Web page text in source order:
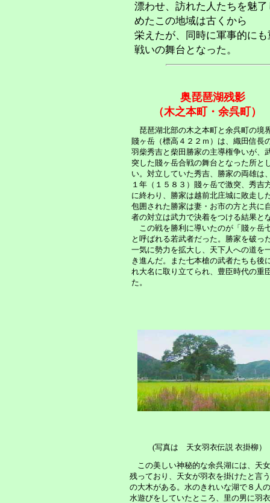
漂わせ、訪れた人たちを魅
めたこの地域は古くから
栄えたが、同時に軍事的に
戦いの舞台となった。
奥琵琶湖残影
（木之本町・余呉町
琵琶湖北部の木之本町と余呉町の境
賤ヶ岳（標高４２２ｍ）は、織田信長
羽柴秀吉と柴田勝家の主導権争いが、
突した賤ヶ岳合戦の舞台となった所と
い。対立していた秀吉、勝家の両雄は
１年（１５８３）賤ヶ岳で激突、秀吉
に終わり、勝家は越前北庄城に敗走し
包囲された勝家は妻・お市の方と共に
者の対立は武力で決着をつける結果と
この戦を勝利に導いたのが「賤ヶ岳
と呼ばれる若武者だった。勝家を破っ
一気に勢力を拡大し、天下人への道を
き進んだ。また七本槍の武者たちも後
れ大名に取り立てられ、豊臣時代の重
た。
(写真は 天女羽衣伝説 衣掛柳）
この美しい神秘的な余呉湖には、天
残っており、天女が羽衣を掛けたと言
の大木がある。水のきれいな湖で８人
水遊びをしていたところ、里の男に羽